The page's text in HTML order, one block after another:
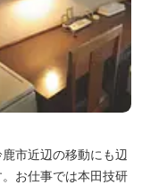
市近辺の移動にも辺
お仕事では本田技研